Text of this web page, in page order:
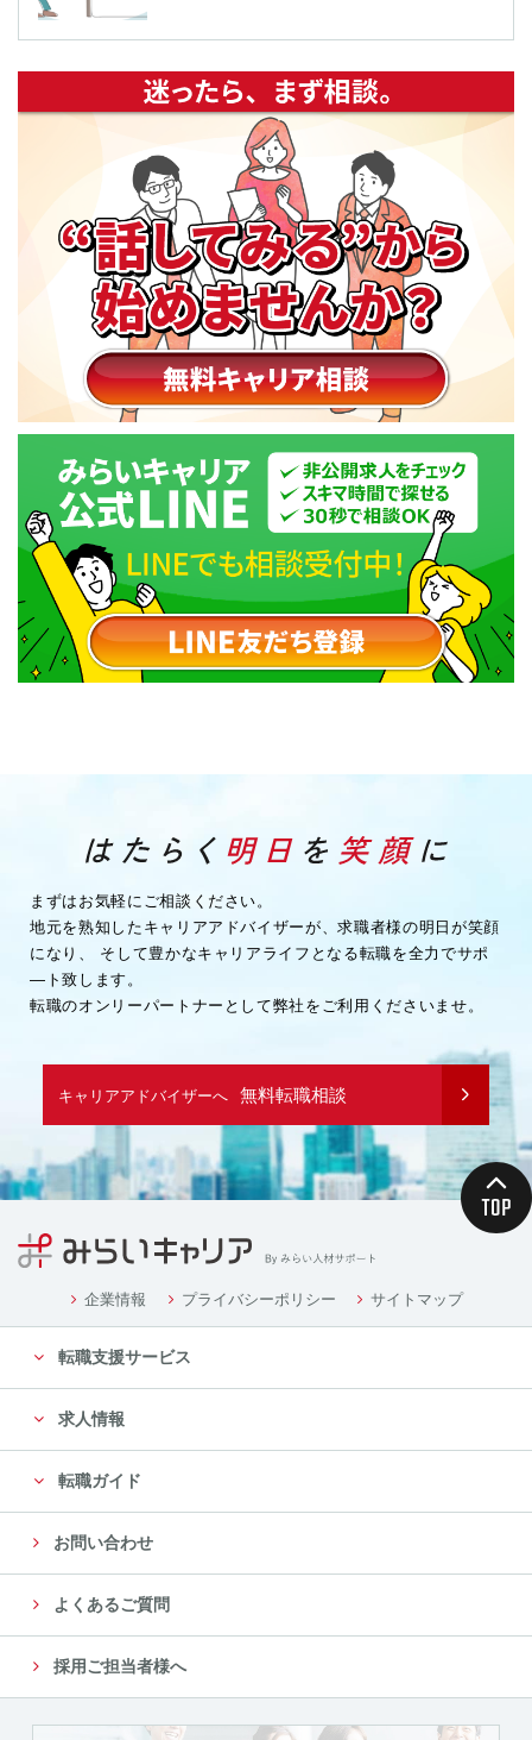
まずはお気軽にご相談ください。
地元を熟知したキャリアアドバイザーが、求職者様の明日が笑顔
になり、
そして豊かなキャリアライフとなる転職を全力でサポ
―ト致します。
転職のオンリーパートナーとして弊社をご利用くださいませ。
キャリアアドバイザーへ 無料転職相談
企業情報 プライバシーポリシー サイトマップ
転職支援サービス
求人情報
転職ガイド
お問い合わせ
よくあるご質問
採用ご担当者様へ